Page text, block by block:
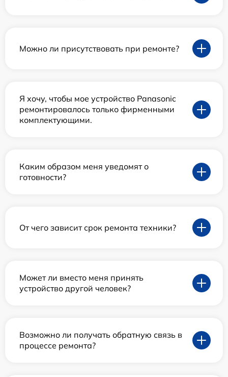
Можно ли присутствовать при ремонте?
Я хочу, чтобы мое устройство Panasonic
ремонтировалось только фирменными
комплектующими.
Каким образом меня уведомят о
готовности?
От чего зависит срок ремонта техники?
Может ли вместо меня принять
устройство другой человек?
Возможно ли получать обратную связь в
процессе ремонта?